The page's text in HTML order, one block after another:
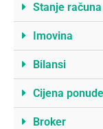
Stanje računa
Imovina
Bilansi
Cijena
Broker